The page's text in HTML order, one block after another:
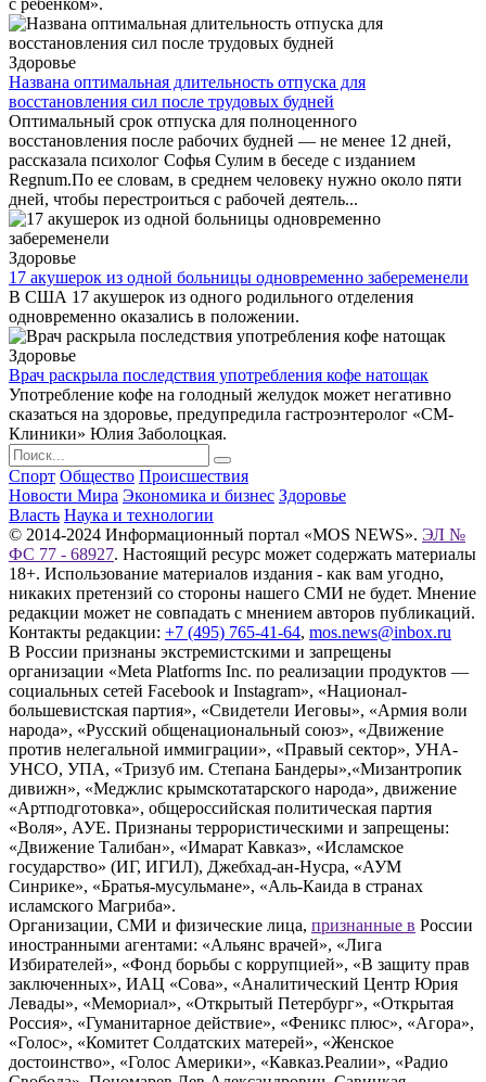
с ребенком».
Здоровье
Названа оптимальная длительность отпуска для
восстановления сил после трудовых будней
Оптимальный срок отпуска для полноценного
восстановления после рабочих будней — не менее 12 дней,
рассказала психолог Софья Сулим в беседе с изданием
Regnum.По ее словам, в среднем человеку нужно около пяти
дней, чтобы перестроиться с рабочей деятель...
Здоровье
17 акушерок из одной больницы одновременно забеременели
В США 17 акушерок из одного родильного отделения
одновременно оказались в положении.
Здоровье
Врач раскрыла последствия употребления кофе натощак
Употребление кофе на голодный желудок может негативно
сказаться на здоровье, предупредила гастроэнтеролог «СМ-
Клиники» Юлия Заболоцкая.
Спорт Общество Происшествия
Новости Мира Экономика и бизнес Здоровье
Власть Наука и технологии
© 2014-2024 Информационный портал «MOS NEWS». ЭЛ №
ФС 77 - 68927. Настоящий ресурс может содержать материалы
18+. Использование материалов издания - как вам угодно,
никаких претензий со стороны нашего СМИ не будет. Мнение
редакции может не совпадать с мнением авторов публикаций.
Контакты редакции: +7 (495) 765-41-64, mos.news@inbox.ru
В России признаны экстремистскими и запрещены
организации «Meta Platforms Inc. по реализации продуктов —
социальных сетей Facebook и Instagram», «Национал-
большевистская партия», «Свидетели Иеговы», «Армия воли
народа», «Русский общенациональный союз», «Движение
против нелегальной иммиграции», «Правый сектор», УНА-
УНСО, УПА, «Тризуб им. Степана Бандеры»,«Мизантропик
дивижн», «Меджлис крымскотатарского народа», движение
«Артподготовка», общероссийская политическая партия
«Воля», АУЕ. Признаны террористическими и запрещены:
«Движение Талибан», «Имарат Кавказ», «Исламское
государство» (ИГ, ИГИЛ), Джебхад-ан-Нусра, «АУМ
Синрике», «Братья-мусульмане», «Аль-Каида в странах
исламского Магриба».
Организации, СМИ и физические лица, признанные в России
иностранными агентами: «Альянс врачей», «Лига
Избирателей», «Фонд борьбы с коррупцией», «В защиту прав
заключенных», ИАЦ «Сова», «Аналитический Центр Юрия
Левады», «Мемориал», «Открытый Петербург», «Открытая
Россия», «Гуманитарное действие», «Феникс плюс», «Агора»,
«Голос», «Комитет Солдатских матерей», «Женское
достоинство», «Голос Америки», «Кавказ.Реалии», «Радио